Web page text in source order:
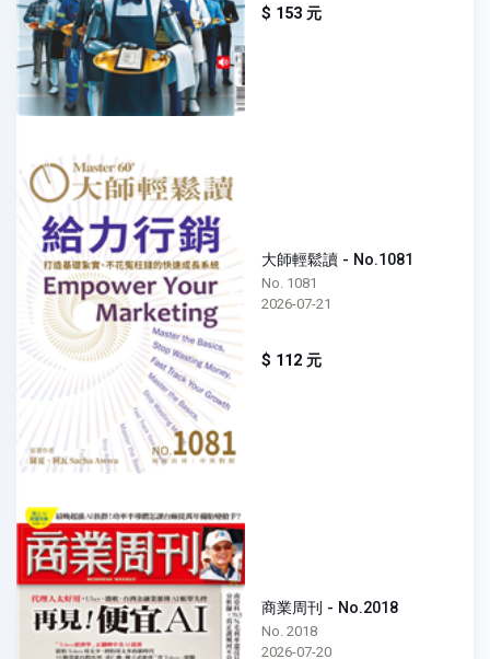
$ 153 元
大師輕鬆讀 - No.1081
No. 1081
2026-07-21
$ 112 元
商業周刊 - No.2018
No. 2018
2026-07-20